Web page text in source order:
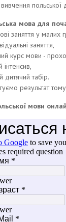
польської
мова для
заняття у малих
заняття,
курс мови -
інтенсив,
дитячий табір.
результат
мови